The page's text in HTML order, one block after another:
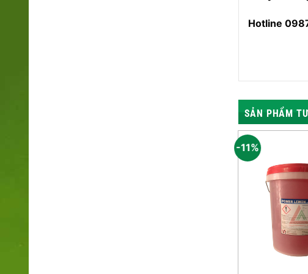
Hotline
SẢN PHẨM
-11%